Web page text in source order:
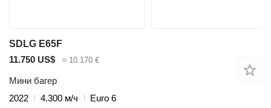
SDLG E65F
11.750 US$
≈ 10.170 €
Мини багер
2022
4.300 м/ч
Euro 6